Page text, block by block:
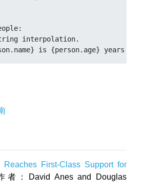
interpolation.
Reaches First-Class Support for
者：David Anes and Douglas